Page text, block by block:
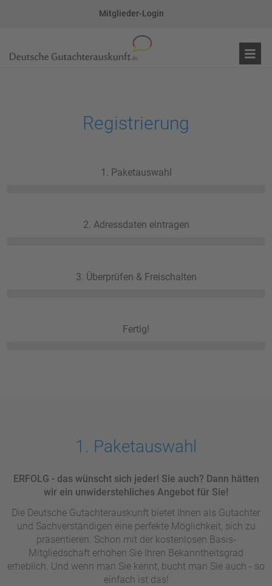
Mitglieder-Login
Registrierung
1. Paketauswahl
2. Adressdaten eintragen
3. Überprüfen & Freischalten
Fertig!
1. Paketauswahl
ERFOLG - das wünscht sich jeder! Sie auch? Dann hätten
wir ein unwiderstehliches Angebot für Sie!
Die Deutsche Gutachterauskunft bietet Ihnen als Gutachter
und Sachverständigen eine perfekte Möglichkeit, sich zu
präsentieren. Schon mit der kostenlosen Basis-
Mitgliedschaft erhöhen Sie Ihren Bekanntheitsgrad
erheblich. Und wenn man Sie kennt, bucht man Sie auch - so
einfach ist das!